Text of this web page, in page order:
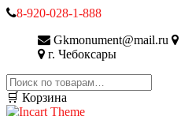
8-920-028-1-888
Gkmonument@mail.ru
г. Чебоксары
Искать:
🛒 Корзина